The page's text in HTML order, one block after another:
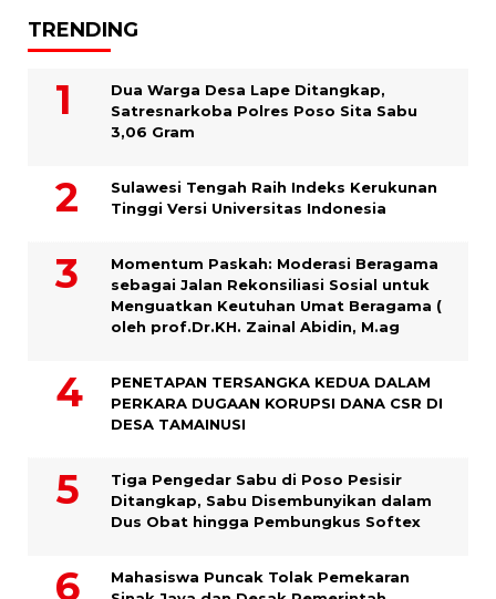
TRENDING
Dua Warga Desa Lape Ditangkap,
Satresnarkoba Polres Poso Sita Sabu
3,06 Gram
Sulawesi Tengah Raih Indeks Kerukunan
Tinggi Versi Universitas Indonesia
Momentum Paskah: Moderasi Beragama
sebagai Jalan Rekonsiliasi Sosial untuk
Menguatkan Keutuhan Umat Beragama (
oleh prof.Dr.KH. Zainal Abidin, M.ag
PENETAPAN TERSANGKA KEDUA DALAM
PERKARA DUGAAN KORUPSI DANA CSR DI
DESA TAMAINUSI
Tiga Pengedar Sabu di Poso Pesisir
Ditangkap, Sabu Disembunyikan dalam
Dus Obat hingga Pembungkus Softex
Mahasiswa Puncak Tolak Pemekaran